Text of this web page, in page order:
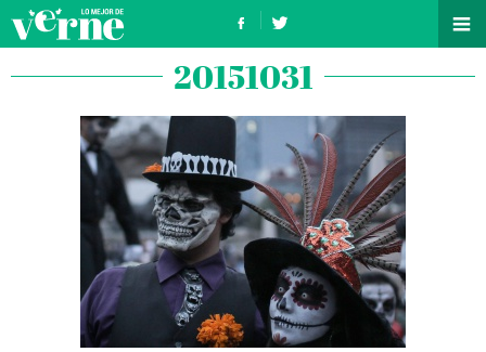
20151031